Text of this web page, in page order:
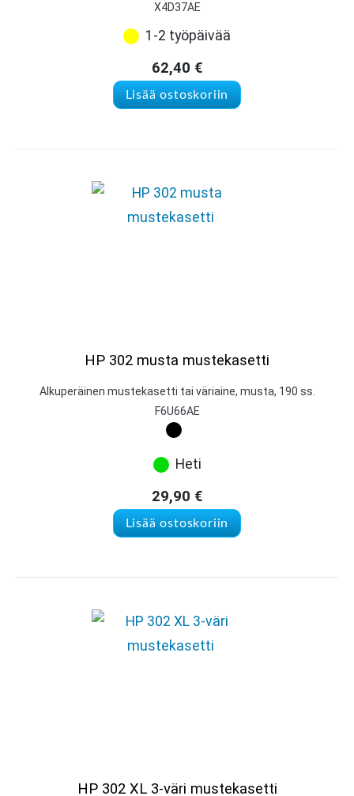
X4D37AE
1-2 työpäivää
62,40 €
Lisää ostoskoriin
HP 302 musta mustekasetti
Alkuperäinen mustekasetti tai väriaine, musta, 190 ss.
F6U66AE
Heti
29,90 €
Lisää ostoskoriin
HP 302 XL 3-väri mustekasetti